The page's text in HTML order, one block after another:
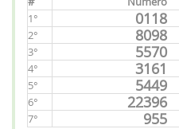
1°
0118
2°
8098
3°
5570
4°
3161
5°
5449
6°
22396
7°
955